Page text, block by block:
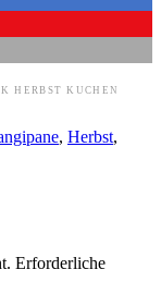
HERBST KUCHEN
, Herbst,
Erforderliche